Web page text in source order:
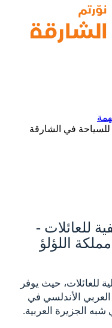
للسياحة في الشارقة
للعائلات -
اللؤلؤ
للعائلات، حيث يوفر
الأندلسي في
الجزيرة العربية.